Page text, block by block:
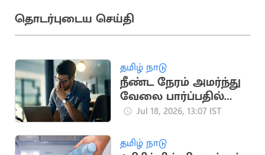
தொடர்புடைய செய்தி
தமிழ் நாடு
நீண்ட நேரம் அமர்ந்து
வேலை பார்ப்பதில்
மறைந்திருக்கும்
Jul 18, 2026, 13:07 IST
தமிழ் நாடு